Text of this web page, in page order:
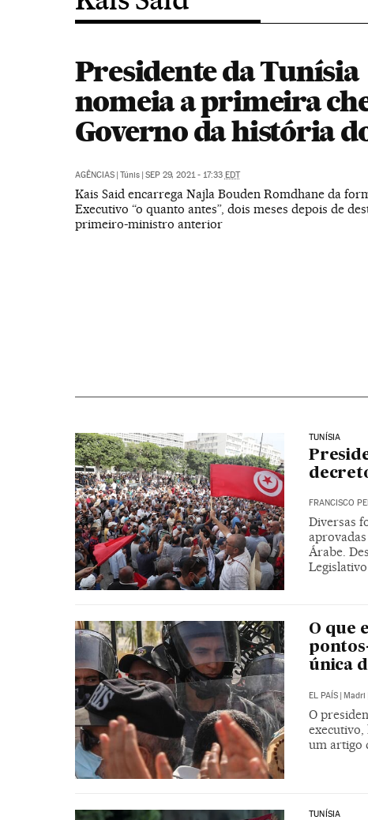
Presidente da Tunísia
nomeia a primeira
Governo da história
AGÊNCIAS | Túnis | SEP 29, 2021 - 17:33 EDT
Kais Said encarrega Najla Bouden Romdhane da
Executivo “o quanto antes”, dois meses depois de
primeiro-ministro anterior
TUNÍSIA
FRANCISCO
Diversas
Árabe.
Legislativo
O que
única
EL PAÍS | Madri
O
um artigo
TUNÍSIA